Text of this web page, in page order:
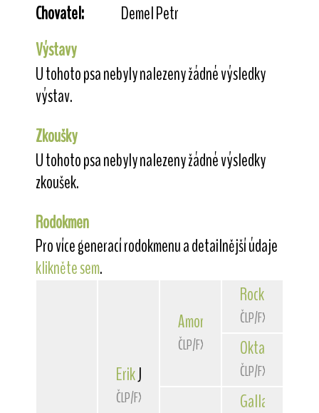
Chovatel:
Demel Petr
Výstavy
U tohoto psa nebyly nalezeny žádné výsledky
výstav.
Zkoušky
U tohoto psa nebyly nalezeny žádné výsledky
zkoušek.
Rodokmen
Pro více generací rodokmenu a detailnější údaje
klikněte sem.
ErikJavor-Haná
ČLP/FXH/28366
Amor z Kojeckého dvora
ČLP/FXH/24967
Rocky
ČLP/FXH/24363
Oktavia
ČLP/FXH/23513
Gallant